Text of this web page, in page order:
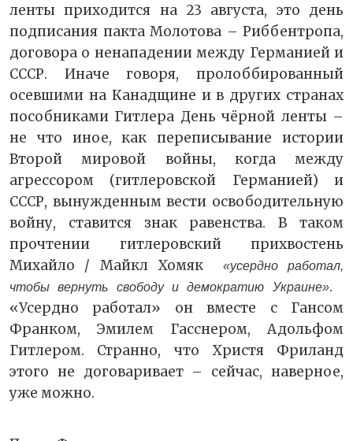
ленты приходится на 23 августа, это день
подписания пакта Молотова – Риббентропа,
договора о ненападении между Германией и
СССР. Иначе говоря, пролоббированный
осевшими на Канадщине и в других странах
пособниками Гитлера День чёрной ленты –
не что иное, как переписывание истории
Второй мировой войны, когда между
агрессором (гитлеровской Германией) и
СССР, вынужденным вести освободительную
войну, ставится знак равенства. В таком
прочтении гитлеровский прихвостень
Михайло / Майкл Хомяк
«усердно работал,
чтобы вернуть свободу и демократию Украине».
«Усердно работал» он вместе с Гансом
Франком, Эмилем Гасснером, Адольфом
Гитлером. Странно, что Христя Фриланд
этого не договаривает – сейчас, наверное,
уже можно.